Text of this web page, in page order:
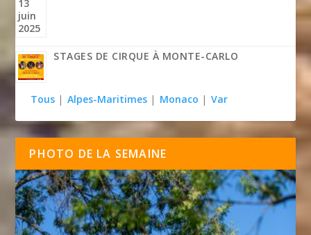
STAGES DE CIRQUE À MONTE-CARLO
Tous | Alpes-Maritimes | Monaco | Var
PHOTO DE LA SEMAINE